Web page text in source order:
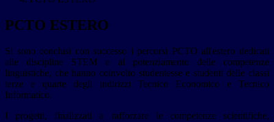
PCTO ESTERO
Si sono conclusi con successo i percorsi PCTO all'estero dedicati
alle discipline STEM e al potenziamento delle competenze
linguistiche, che hanno coinvolto studentesse e studenti delle classi
terze e quarte degli indirizzi Tecnico Economico e Tecnico
Informatico.
I progetti, finalizzati a rafforzare le competenze scientifiche,